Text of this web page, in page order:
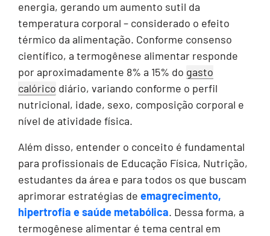
energia, gerando um aumento sutil da
temperatura corporal – considerado o efeito
térmico da alimentação. Conforme consenso
científico, a termogênese alimentar responde
por aproximadamente 8% a 15% do gasto
calórico diário, variando conforme o perfil
nutricional, idade, sexo, composição corporal e
nível de atividade física.
Além disso, entender o conceito é fundamental
para profissionais de Educação Física, Nutrição,
estudantes da área e para todos os que buscam
aprimorar estratégias de emagrecimento,
hipertrofia e saúde metabólica. Dessa forma, a
termogênese alimentar é tema central em